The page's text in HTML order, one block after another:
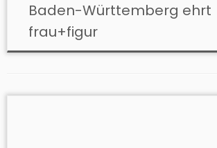
Baden-Württemberg ehrt
frau+figur